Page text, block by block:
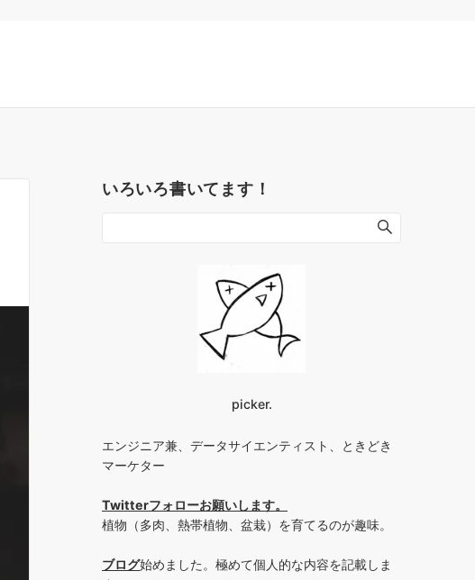
いろいろ書いてます！
picker.
エンジニア兼、データサイエンティスト、ときどき
マーケター
Twitterフォローお願いします。
植物（多肉、熱帯植物、盆栽）を育てるのが趣味。
ブログ始めました。極めて個人的な内容を記載しま